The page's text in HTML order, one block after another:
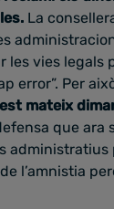
La
les vies
error”. Per
mateix
que ara
l’amnistia